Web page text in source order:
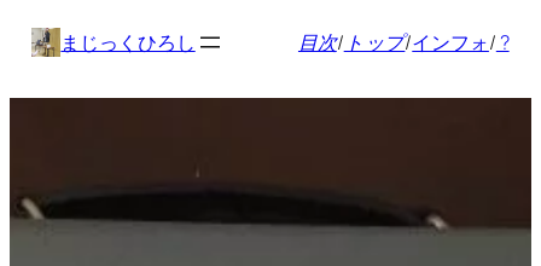
プ
まじっくひろし 目次/ トップ/インフォ/ ?